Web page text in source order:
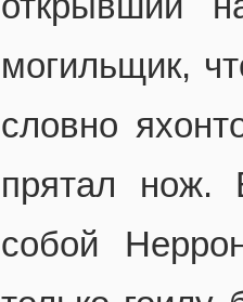
могильщик,
словно
прятал нож.
собой